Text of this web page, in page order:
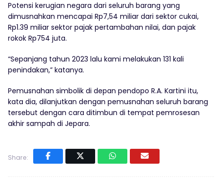
Potensi kerugian negara dari seluruh barang yang
dimusnahkan mencapai Rp7,54 miliar dari sektor cukai,
Rp1.39 miliar sektor pajak pertambahan nilai, dan pajak
rokok Rp754 juta.
“Sepanjang tahun 2023 lalu kami melakukan 131 kali
penindakan,” katanya.
Pemusnahan simbolik di depan pendopo R.A. Kartini itu,
kata dia, dilanjutkan dengan pemusnahan seluruh barang
tersebut dengan cara ditimbun di tempat pemrosesan
akhir sampah di Jepara.
Share: